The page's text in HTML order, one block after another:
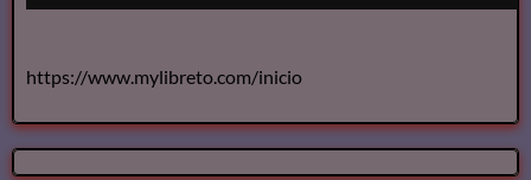
https://www.mylibreto.com/inicio